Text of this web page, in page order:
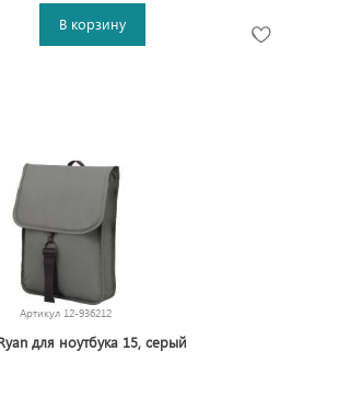
В корзину
Артикул 12-936212
для ноутбука 15, серый